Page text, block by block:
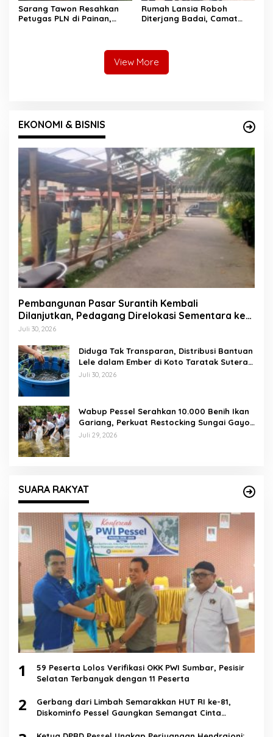
Sarang Tawon Resahkan
Petugas PLN di Painan,
Rumah Lansia Roboh
Diterjang Badai, Camat
View More
EKONOMI & BISNIS
Pembangunan Pasar Surantih Kembali
Dilanjutkan, Pedagang Direlokasi Sementara ke
Lapangan Gadih Basanai
Juli 30, 2026
Diduga Tak Transparan, Distribusi Bantuan
Lele dalam Ember di Koto Taratak Sutera
Tuai Sorotan Warga
Juli 30, 2026
Wabup Pessel Serahkan 10.000 Benih Ikan
Gariang, Perkuat Restocking Sungai Gayo
demi Kelestarian Perairan
Juli 29, 2026
SUARA RAKYAT
1
59 Peserta Lolos Verifikasi OKK PWI Sumbar, Pesisir
Selatan Terbanyak dengan 11 Peserta
2
Gerbang dari Limbah Semarakkan HUT RI ke-81,
Diskominfo Pessel Gaungkan Semangat Cinta